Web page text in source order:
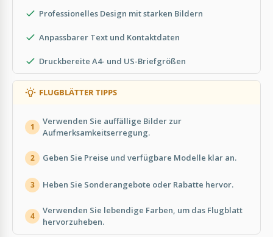
Professionelles Design mit starken Bildern
Anpassbarer Text und Kontaktdaten
Druckbereite A4- und US-Briefgrößen
FLUGBLÄTTER TIPPS
1
Verwenden Sie auffällige Bilder zur
Aufmerksamkeitserregung.
2 Geben Sie Preise und verfügbare Modelle klar an.
3 Heben Sie Sonderangebote oder Rabatte hervor.
4
Verwenden Sie lebendige Farben, um das Flugblatt
hervorzuheben.